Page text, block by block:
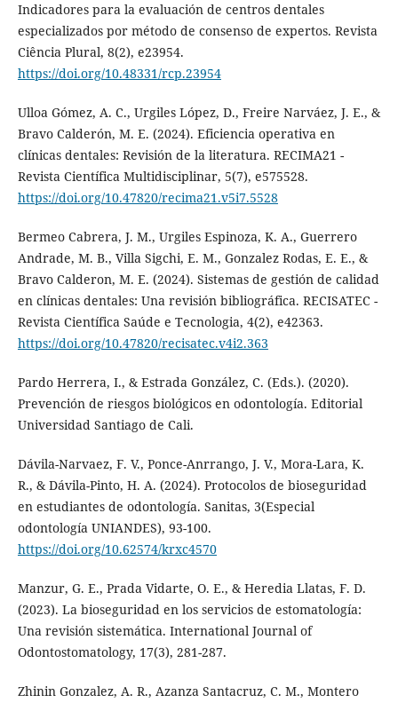
Indicadores para la evaluación de centros dentales
especializados por método de consenso de expertos. Revista
Ciência Plural, 8(2), e23954.
https://doi.org/10.48331/rcp.23954
Ulloa Gómez, A. C., Urgiles López, D., Freire Narváez, J. E., &
Bravo Calderón, M. E. (2024). Eficiencia operativa en
clínicas dentales: Revisión de la literatura. RECIMA21 -
Revista Científica Multidisciplinar, 5(7), e575528.
https://doi.org/10.47820/recima21.v5i7.5528
Bermeo Cabrera, J. M., Urgiles Espinoza, K. A., Guerrero
Andrade, M. B., Villa Sigchi, E. M., Gonzalez Rodas, E. E., &
Bravo Calderon, M. E. (2024). Sistemas de gestión de calidad
en clínicas dentales: Una revisión bibliográfica. RECISATEC -
Revista Científica Saúde e Tecnologia, 4(2), e42363.
https://doi.org/10.47820/recisatec.v4i2.363
Pardo Herrera, I., & Estrada González, C. (Eds.). (2020).
Prevención de riesgos biológicos en odontología. Editorial
Universidad Santiago de Cali.
Dávila-Narvaez, F. V., Ponce-Anrrango, J. V., Mora-Lara, K.
R., & Dávila-Pinto, H. A. (2024). Protocolos de bioseguridad
en estudiantes de odontología. Sanitas, 3(Especial
odontología UNIANDES), 93-100.
https://doi.org/10.62574/krxc4570
Manzur, G. E., Prada Vidarte, O. E., & Heredia Llatas, F. D.
(2023). La bioseguridad en los servicios de estomatología:
Una revisión sistemática. International Journal of
Odontostomatology, 17(3), 281-287.
Zhinin Gonzalez, A. R., Azanza Santacruz, C. M., Montero